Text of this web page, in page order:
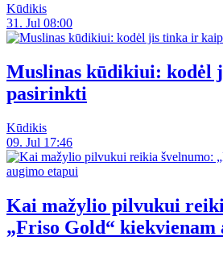
Kūdikis
31. Jul 08:00
Muslinas kūdikiui: kodėl
pasirinkti
Kūdikis
09. Jul 17:46
Kai mažylio pilvukui
„Friso Gold“ kiekvienam